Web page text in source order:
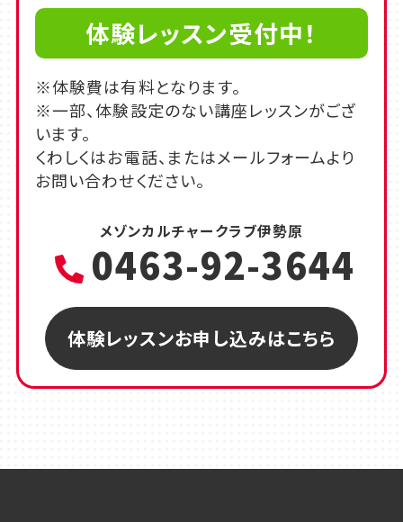
体験レッスン受付中！
※体験費は有料となります。
※一部、体験設定のない講座レッスンがござ
います。
くわしくはお電話、またはメールフォームより
お問い合わせください。
メゾンカルチャークラブ伊勢原
0463-92-3644
体験レッスンお申し込みはこちら